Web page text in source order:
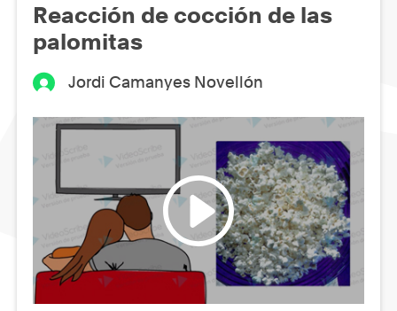
Reacción de cocción de las
palomitas
Jordi Camanyes Novellón